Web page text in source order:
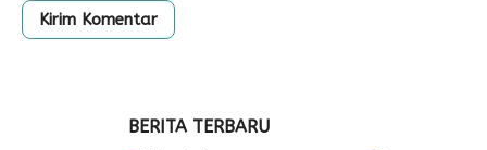
BERITA TERBARU